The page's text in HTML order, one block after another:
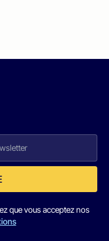
que vous acceptez nos